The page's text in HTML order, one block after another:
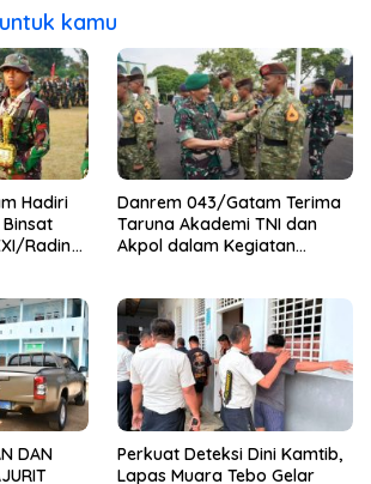
kamu
Hadiri
Radin
Danrem 043/Gatam Terima
Taruna Akademi TNI dan
Akpol dalam Kegiatan
DAN
Perkuat Deteksi Dini Kamtib,
Lapas Muara Tebo Gelar